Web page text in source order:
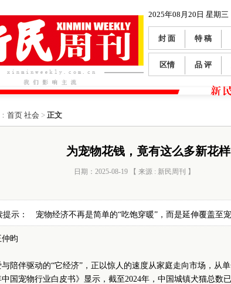
2025年08月20日 星期三
封 面 特 稿
区情 品 评
首页 社会 > 正文
为宠物花钱，竟有这么多新花样
日期：2025-08-19 【 来源 : 新民周刊 】
提示： 宠物经济不再是简单的“吃饱穿暖”，而是延伸覆盖至宠
昀
与陪伴驱动的“它经济”，正以惊人的速度从家庭走向市场，从
中国宠物行业白皮书》显示，截至2024年，中国城镇犬猫总数